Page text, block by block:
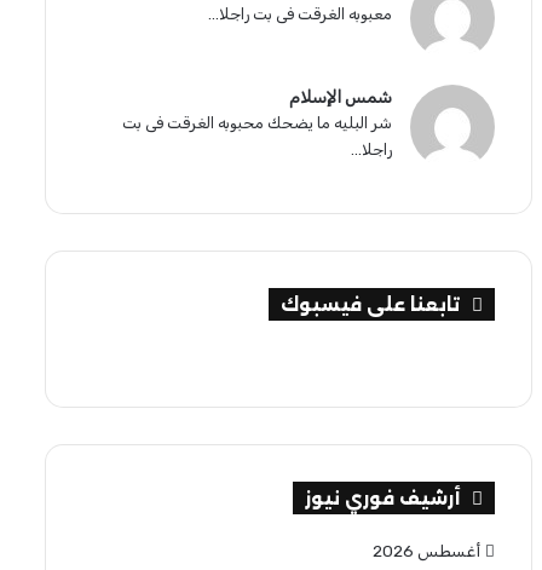
معبوبه الغرقت فى بت راجلا...
شمس الإسلام
شر البليه ما يضحك محبوبه الغرقت فى بت
راجلا...
تابعنا على فيسبوك
أرشيف فوري نيوز
أغسطس 2026